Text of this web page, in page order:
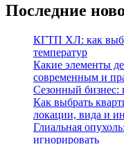
Последние
КГТП ХЛ: как
температур
Какие элементы
современным и
Сезонный бизнес:
Как выбрать
локации, вида и
Глиальная
игнорировать